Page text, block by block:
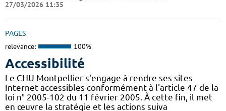
27/03/2026 11:35
PAGES
relevance: 100%
Accessibilité
Le CHU Montpellier s'engage à rendre ses sites
Internet accessibles conformément à l'article 47 de la
loi n° 2005-102 du 11 février 2005. À cette fin, il met
en œuvre la stratégie et les actions suiva